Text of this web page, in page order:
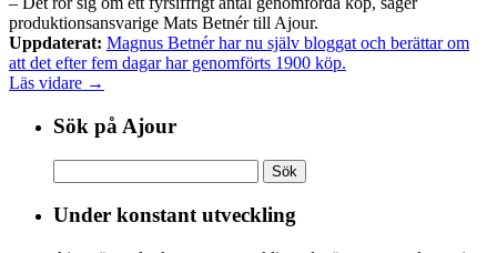
produktionsansvarige Mats Betnér till Ajour.
Uppdaterat: Magnus Betnér har nu själv bloggat och berättar om
att det efter fem dagar har genomförts 1900 köp.
Läs vidare →
Sök på Ajour
efter:
Under konstant utveckling